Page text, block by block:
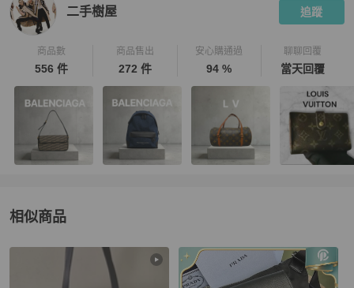
二手樹屋 追蹤
商品數
556 件
商品售出
272 件
安心購通過
94 %
聊聊回覆
當天回覆
相似商品
更多相似Prada女包推薦精品